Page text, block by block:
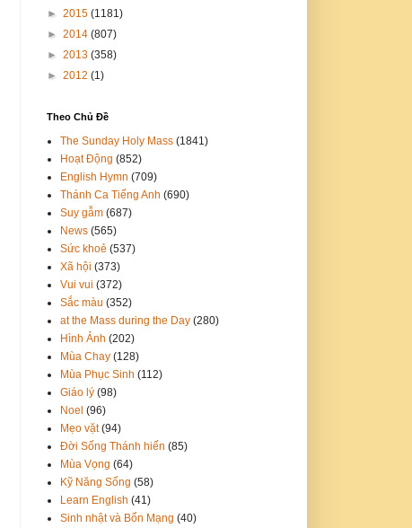
► 2015 (1181)
► 2014 (807)
► 2013 (358)
► 2012 (1)
Theo Chủ Đề
The Sunday Holy Mass (1841)
Hoạt Động (852)
English Hymn (709)
Thánh Ca Tiếng Anh (690)
Suy gẫm (687)
News (565)
Sức khoẻ (537)
Xã hội (373)
Vui vui (372)
Sắc màu (352)
at the Mass during the Day (280)
Hình Ảnh (202)
Mùa Chay (128)
Mùa Phục Sinh (112)
Giáo lý (98)
Noel (96)
Mẹo vặt (94)
Đời Sống Thánh hiến (85)
Mùa Vọng (64)
Kỹ Năng Sống (58)
Learn English (41)
Sinh nhật và Bổn Mạng (40)